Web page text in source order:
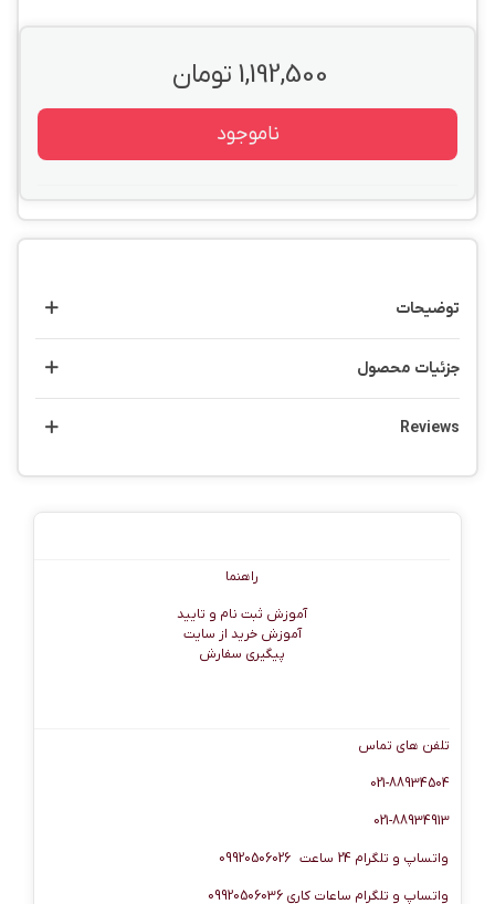
1,192,500 تومان
ناموجود
توضیحات
جزئیات محصول
Reviews
راهنما
آموزش ثبت نام و تایید
آموزش خرید از سایت
پیگیری سفارش
تلفن های تماس
021-88934504
021-88934913
واتساپ و تلگرام 24 ساعت 09920506026
واتساپ و تلگرام ساعات کاری 09920506036